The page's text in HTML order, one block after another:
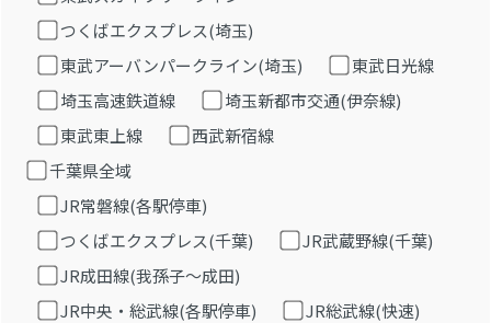
つくばエクスプレス(埼玉)
東武アーバンパークライン(埼玉)
東武日光線
埼玉高速鉄道線
埼玉新都市交通(伊奈線)
東武東上線
西武新宿線
千葉県全域
JR常磐線(各駅停車)
つくばエクスプレス(千葉)
JR武蔵野線(千葉)
JR成田線(我孫子～成田)
JR中央・総武線(各駅停車)
JR総武線(快速)